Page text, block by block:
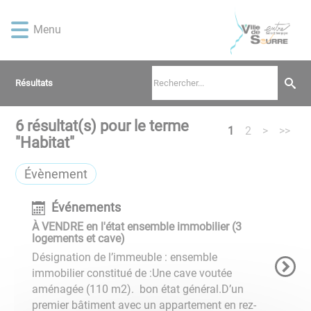
d'accès
rapide
d'accès
rapide
principal
d'accès
rapide
recherche
d'accès
rapide
page
Menu
Résultats
6 résultat(s) pour le terme
"Habitat"
1 2 > >>
Évènement
Événements
À VENDRE en l'état ensemble immobilier (3
logements et cave)
Désignation de l’immeuble : ensemble
immobilier constitué de :Une cave voutée
aménagée (110 m2). bon état général.D’un
premier bâtiment avec un appartement en rez-